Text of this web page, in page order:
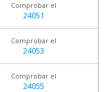
Comprobar el
24051
Comprobar el
24053
Comprobar el
24055